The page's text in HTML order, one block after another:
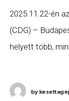
2025.11.22-én
(CDG) –
helyett több,
by